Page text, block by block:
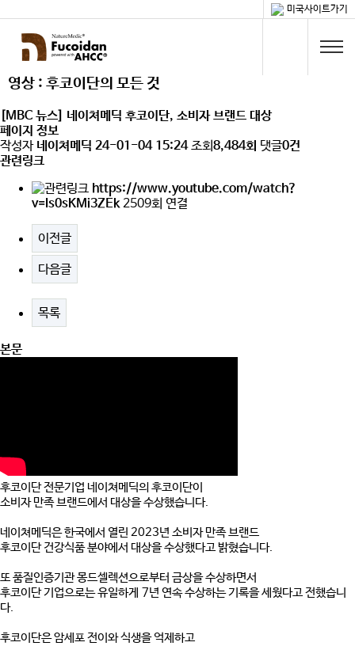
미국사이트가기
영상 : 후코이단의 모든 것
[MBC 뉴스] 네이쳐메딕 후코이단, 소비자 브랜드 대상
페이지 정보
작성자 네이쳐메딕 24-01-04 15:24조회8,484회 댓글0건
관련링크
https://www.youtube.com/watch?
v=Is0sKMi3ZEk 2509회 연결
이전글
다음글
목록
본문
후코이단 전문기업 네이쳐메딕의 후코이단이
소비자 만족 브랜드에서 대상을 수상했습니다.
네이쳐메딕은 한국에서 열린 2023년 소비자 만족 브랜드
후코이단 건강식품 분야에서 대상을 수상했다고 밝혔습니다.
또 품질인증기관 몽드셀렉션으로부터 금상을 수상하면서
후코이단 기업으로는 유일하게
7년 연속 수상하는 기록을 세웠다고 전했습니
다.
후코이단은 암세포 전이와 식생을 억제하고